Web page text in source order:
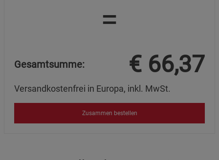
=
Gesamtsumme: € 66,37
Versandkostenfrei in Europa, inkl. MwSt.
Zusammen bestellen